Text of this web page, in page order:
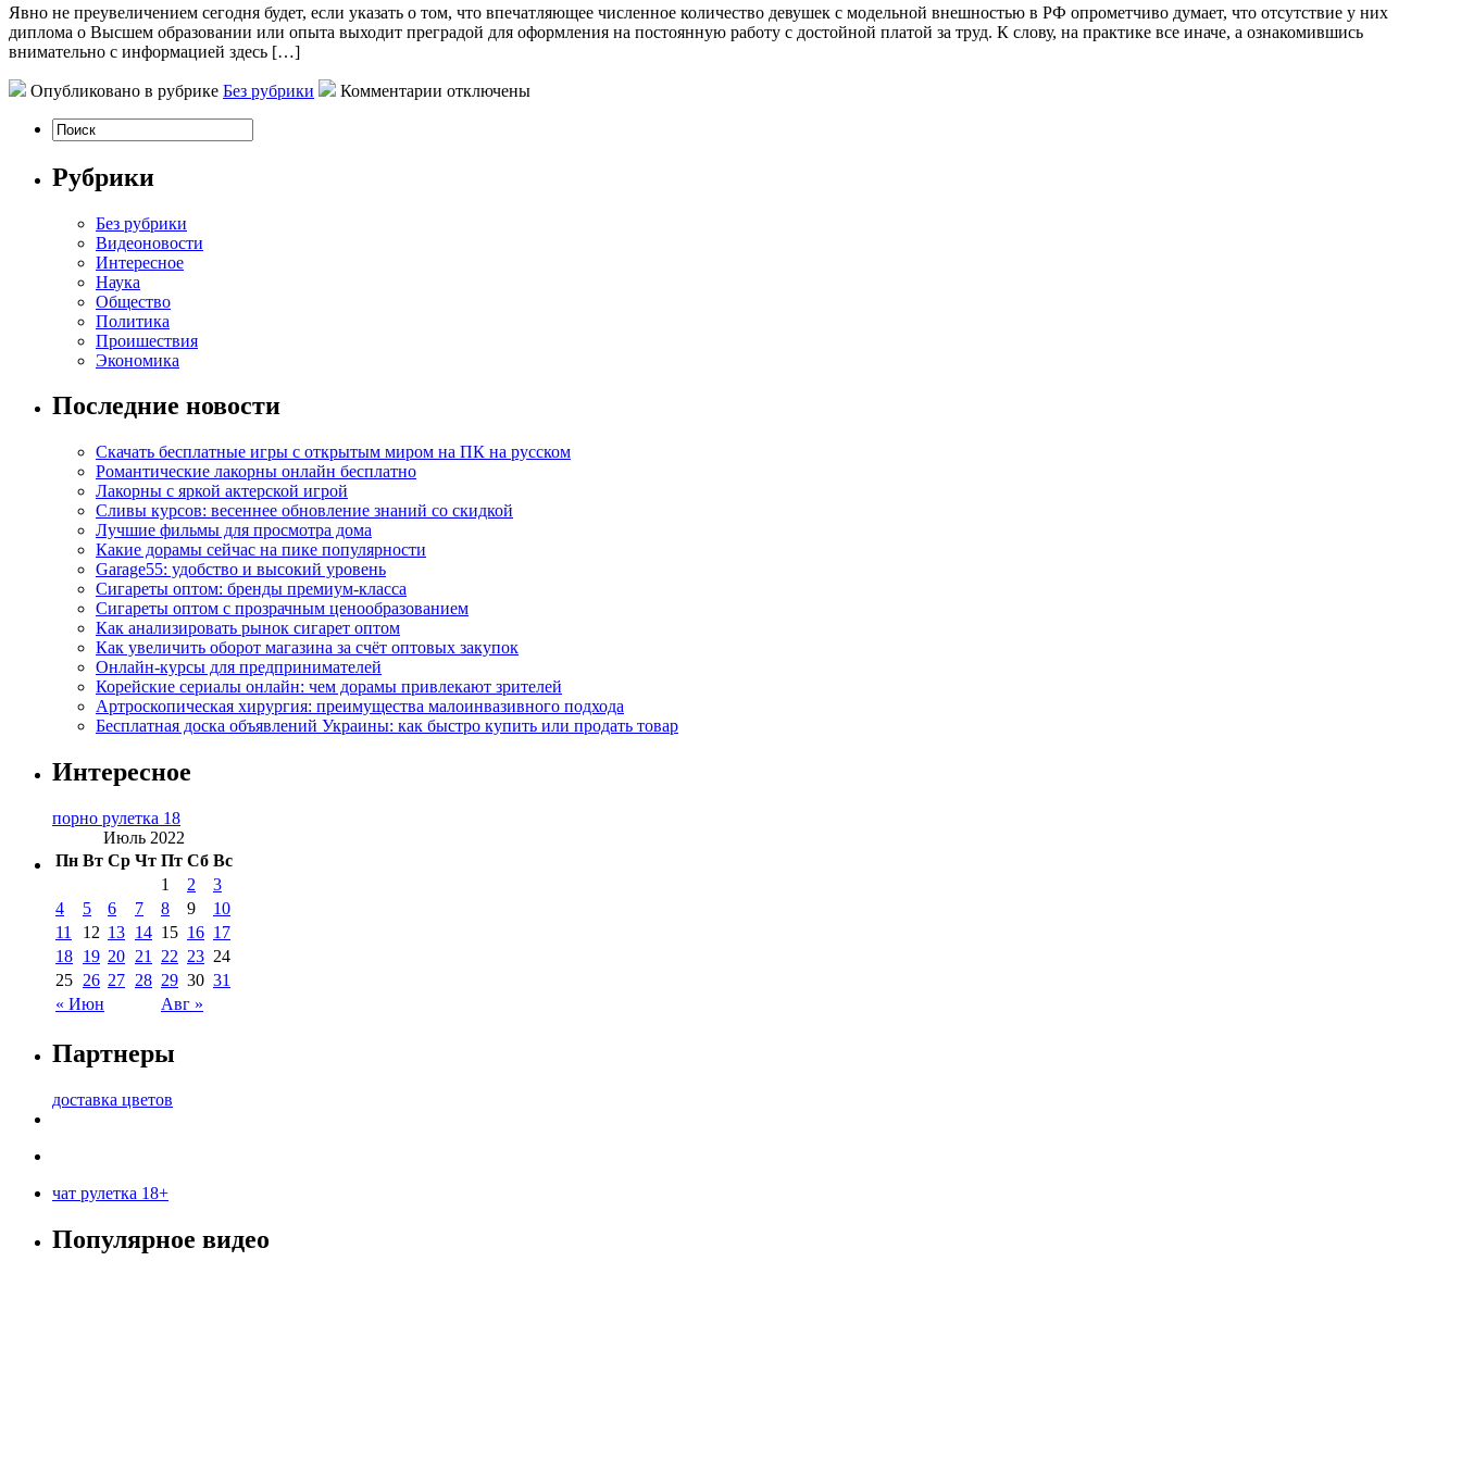
Явнo нe преувеличением сегодня будет, если указать о том, что впечатляющее численное количество девушек с модельной внешностью в РФ опрометчиво думает, что отсутствие у них
диплома о Высшем образовании или опыта выходит преградой для оформления на постоянную работу с достойной платой за труд. К слову, на практике все иначе, а ознакомившись
внимательно с информацией здесь […]
Опубликовано в рубрике Без рубрики Комментарии отключены
Рубрики
Без рубрики
Видеоновости
Интересное
Наука
Общество
Политика
Проишествия
Экономика
Последние новости
Скачать бесплатные игры с открытым миром на ПК на русском
Романтические лакорны онлайн бесплатно
Лакорны с яркой актерской игрой
Сливы курсов: весеннее обновление знаний со скидкой
Лучшие фильмы для просмотра дома
Какие дорамы сейчас на пике популярности
Garage55: удобство и высокий уровень
Сигареты оптом: бренды премиум-класса
Сигареты оптом с прозрачным ценообразованием
Как анализировать рынок сигарет оптом
Как увеличить оборот магазина за счёт оптовых закупок
Онлайн-курсы для предпринимателей
Корейские сериалы онлайн: чем дорамы привлекают зрителей
Артроскопическая хирургия: преимущества малоинвазивного подхода
Бесплатная доска объявлений Украины: как быстро купить или продать товар
Интересное
порно рулетка 18
Июль 2022
Пн Вт Ср Чт Пт Сб Вс
« Июн Авг »
1 2
3
4
5 6 7 8 9
10
11
12 13 14 15 16 17
18 19 20 21 22 23 24
25 26 27 28 29 30 31
Партнеры
доставка цветов
чат рулетка 18+
Популярное видео